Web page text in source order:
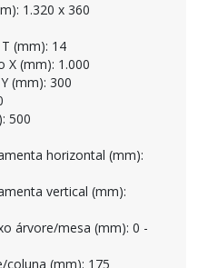
1.320 x 360
(mm): 14
X (mm): 1.000
Y (mm): 300
500
horizontal (mm):
vertical (mm):
árvore/mesa (mm): 0 -
/coluna (mm): 175